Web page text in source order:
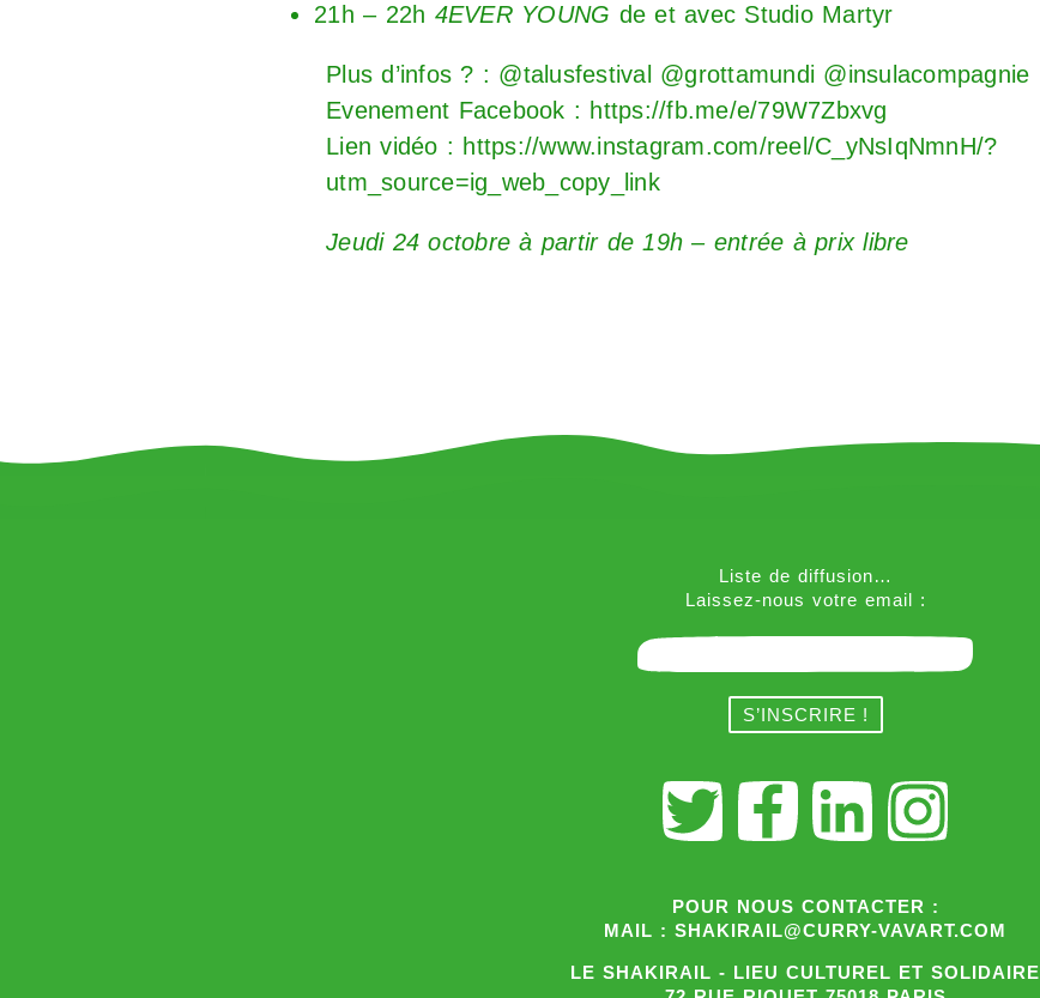
21h – 22h 4EVER YOUNG de et avec Studio Martyr
Plus d’infos ? : @talusfestival @grottamundi @insulacompagnie
Evenement Facebook : https://fb.me/e/79W7Zbxvg
Lien vidéo : https://www.instagram.com/reel/C_yNsIqNmnH/?
utm_source=ig_web_copy_link
Jeudi 24 octobre à partir de 19h – entrée à prix libre
Liste de diffusion…
Laissez-nous votre email :
POUR NOUS CONTACTER :
MAIL : SHAKIRAIL@CURRY-VAVART.COM
LE SHAKIRAIL - LIEU CULTUREL ET SOLIDAIRE